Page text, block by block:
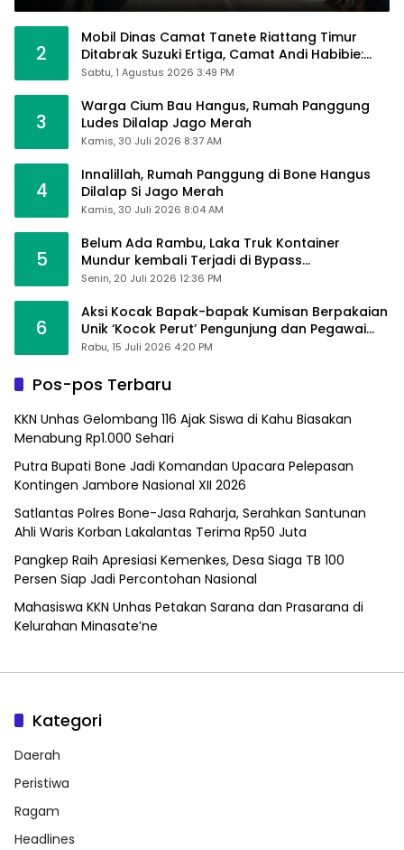
2
Mobil Dinas Camat Tanete Riattang Timur
Ditabrak Suzuki Ertiga, Camat Andi Habibie:
Alhamdulillah Saya Baik-Baik Saja
Sabtu, 1 Agustus 2026 3:49 PM
3
Warga Cium Bau Hangus, Rumah Panggung
Ludes Dilalap Jago Merah
Kamis, 30 Juli 2026 8:37 AM
4
Innalillah, Rumah Panggung di Bone Hangus
Dilalap Si Jago Merah
Kamis, 30 Juli 2026 8:04 AM
5
Belum Ada Rambu, Laka Truk Kontainer
Mundur kembali Terjadi di Bypass
Sumpallabbu
Senin, 20 Juli 2026 12:36 PM
6
Aksi Kocak Bapak-bapak Kumisan Berpakaian
Unik ‘Kocok Perut’ Pengunjung dan Pegawai
Alfamart, Ngaku Aktifkan Layar Sentuh Atm
Rabu, 15 Juli 2026 4:20 PM
Pos-pos Terbaru
KKN Unhas Gelombang 116 Ajak Siswa di Kahu Biasakan
Menabung Rp1.000 Sehari
Putra Bupati Bone Jadi Komandan Upacara Pelepasan
Kontingen Jambore Nasional XII 2026
Satlantas Polres Bone-Jasa Raharja, Serahkan Santunan
Ahli Waris Korban Lakalantas Terima Rp50 Juta
Pangkep Raih Apresiasi Kemenkes, Desa Siaga TB 100
Persen Siap Jadi Percontohan Nasional
Mahasiswa KKN Unhas Petakan Sarana dan Prasarana di
Kelurahan Minasate’ne
Kategori
Daerah
Peristiwa
Ragam
Headlines